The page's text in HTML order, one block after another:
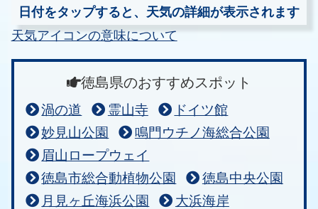
日付をタップすると、天気の詳細が表示されます
天気アイコンの意味について
徳島県のおすすめスポット
渦の道 霊山寺
ドイツ館
妙見山公園
鳴門ウチノ海総合公園
眉山ロープウェイ
徳島市総合動植物公園
徳島中央公園
月見ヶ丘海浜公園
大浜海岸